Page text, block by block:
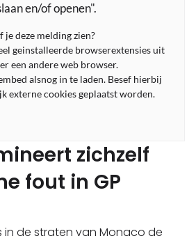
en/of openen".
je deze melding zien?
geinstalleerde browserextensies uit
een andere web browser.
alsnog in te laden. Besef hierbij
externe cookies geplaatst worden.
zichzelf
fout in GP
in de straten van Monaco de